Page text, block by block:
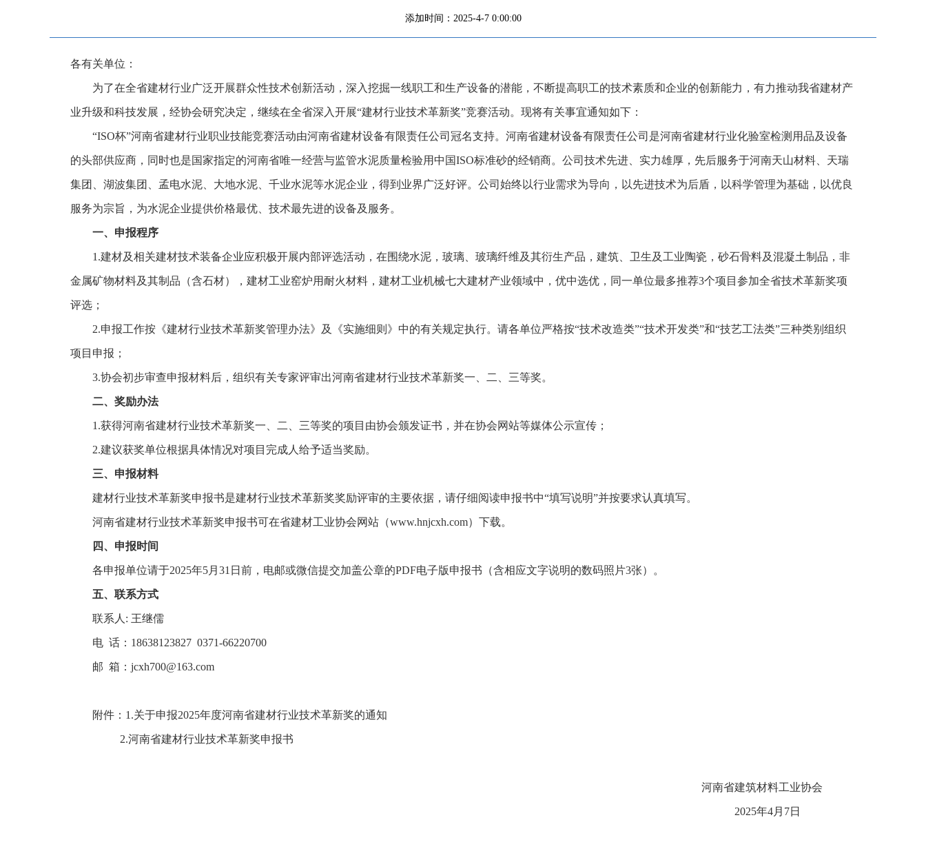
添加时间：2025-4-7 0:00:00
各有关单位：
为了在全省建材行业广泛开展群众性技术创新活动，深入挖掘一线职工和生产设备的潜能，不断提高职工的技术素质和企业的创新能力，有力推动我省建材产
业升级和科技发展，经协会研究决定，继续在全省深入开展“建材行业技术革新奖”竞赛活动。现将有关事宜通知如下：
“ISO杯”河南省建材行业职业技能竞赛活动由河南省建材设备有限责任公司冠名支持。河南省建材设备有限责任公司是河南省建材行业化验室检测用品及设备
的头部供应商，同时也是国家指定的河南省唯一经营与监管水泥质量检验用中国ISO标准砂的经销商。公司技术先进、实力雄厚，先后服务于河南天山材料、天瑞
集团、湖波集团、孟电水泥、大地水泥、千业水泥等水泥企业，得到业界广泛好评。公司始终以行业需求为导向，以先进技术为后盾，以科学管理为基础，以优良
服务为宗旨，为水泥企业提供价格最优、技术最先进的设备及服务。
一、申报程序
1.建材及相关建材技术装备企业应积极开展内部评选活动，在围绕水泥，玻璃、玻璃纤维及其衍生产品，建筑、卫生及工业陶瓷，砂石骨料及混凝土制品，非
金属矿物材料及其制品（含石材），建材工业窑炉用耐火材料，建材工业机械七大建材产业领域中，优中选优，同一单位最多推荐3个项目参加全省技术革新奖项
评选；
2.申报工作按《建材行业技术革新奖管理办法》及《实施细则》中的有关规定执行。请各单位严格按“技术改造类”“技术开发类”和“技艺工法类”三种类别组织
项目申报；
3.协会初步审查申报材料后，组织有关专家评审出河南省建材行业技术革新奖一、二、三等奖。
二、奖励办法
1.获得河南省建材行业技术革新奖一、二、三等奖的项目由协会颁发证书，并在协会网站等媒体公示宣传；
2.建议获奖单位根据具体情况对项目完成人给予适当奖励。
三、申报材料
建材行业技术革新奖申报书是建材行业技术革新奖奖励评审的主要依据，请仔细阅读申报书中“填写说明”并按要求认真填写。
河南省建材行业技术革新奖申报书可在省建材工业协会网站（www.hnjcxh.com）下载。
四、申报时间
各申报单位请于2025年5月31日前，电邮或微信提交加盖公章的PDF电子版申报书（含相应文字说明的数码照片3张）。
五、联系方式
联系人: 王继儒
电 话：18638123827 0371-66220700
邮 箱：jcxh700@163.com
附件：1.关于申报2025年度河南省建材行业技术革新奖的通知
2.河南省建材行业技术革新奖申报书
河南省建筑材料工业协会
2025年4月7日